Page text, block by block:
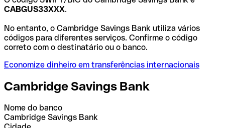
CABGUS33XXX.
No entanto, o Cambridge Savings Bank utiliza vários
códigos para diferentes serviços. Confirme o código
correto com o destinatário ou o banco.
Economize dinheiro em transferências internacionais
Cambridge Savings Bank
Nome do banco
Cambridge Savings Bank